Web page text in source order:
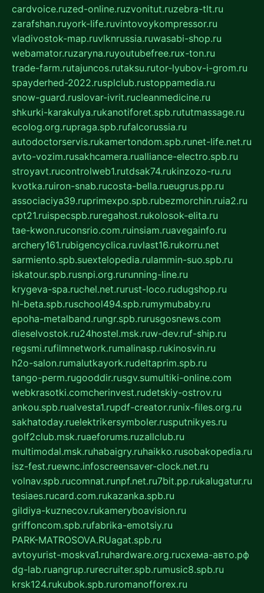
cardvoice.ruzed-online.ruzvonitut.ruzebra-tlt.ru
zarafshan.ruyork-life.ruvintovoykompressor.ru
vladivostok-map.ruvlknrussia.ruwasabi-shop.ru
webamator.ruzaryna.ruyoutubefree.rux-ton.ru
trade-farm.rutajuncos.rutaksu.rutor-lyubov-i-grom.ru
spayderhed-2022.rusplclub.rustoppamedia.ru
snow-guard.ruslovar-ivrit.rucleanmedicine.ru
shkurki-karakulya.rukanotiforet.spb.rututmassage.ru
ecolog.org.rupraga.spb.rufalcorussia.ru
autodoctorservis.rukamertondom.spb.runet-life.net.ru
avto-vozim.rusakhcamera.rualliance-electro.spb.ru
stroyavt.rucontrolweb1.rutdsak74.rukinzozo-ru.ru
kvotka.ruiron-snab.rucosta-bella.rueugrus.pp.ru
associaciya39.ruprimexpo.spb.rubezmorchin.ruia2.ru
cpt21.ruispecspb.ruregahost.rukolosok-elita.ru
tae-kwon.ruconsrio.com.ruinsiam.ruavegainfo.ru
archery161.rubigencyclica.ruvlast16.rukorru.net
sarmiento.spb.suextelopedia.rulammin-suo.spb.ru
iskatour.spb.rusnpi.org.rurunning-line.ru
krygeva-spa.ruchel.net.rurust-loco.rudugshop.ru
hl-beta.spb.ruschool494.spb.rumymubaby.ru
epoha-metalband.rungr.spb.rurusgosnews.com
dieselvostok.ru24hostel.msk.ruw-dev.ruf-ship.ru
regsmi.rufilmnetwork.rumalinasp.rukinosvin.ru
h2o-salon.rumalutkayork.rudeltaprim.spb.ru
tango-perm.rugooddir.rusgv.sumultiki-online.com
webkrasotki.comcherinvest.rudetskiy-ostrov.ru
ankou.spb.rualvesta1.rupdf-creator.runix-files.org.ru
sakhatoday.ruelektrikersymboler.rusputnikyes.ru
golf2club.msk.ruaeforums.ruzallclub.ru
multimodal.msk.ruhabaigry.ruhaikko.rusobakopedia.ru
isz-fest.ruewnc.infoscreensaver-clock.net.ru
volnav.spb.rucomnat.runpf.net.ru7bit.pp.rukalugatur.ru
tesiaes.rucard.com.rukazanka.spb.ru
gildiya-kuznecov.rukameryboavision.ru
griffoncom.spb.rufabrika-emotsiy.ru
PARK-MATROSOVA.RUagat.spb.ru
avtoyurist-moskva1.ruhardware.org.ruсхема-авто.рф
dg-lab.ruangrup.rurecruiter.spb.rumusic8.spb.ru
krsk124.rukubok.spb.ruromanofforex.ru